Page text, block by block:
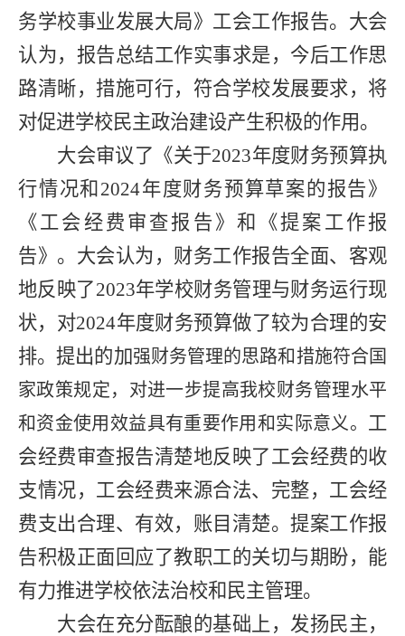
务学校事业发展大局》工会工作报告。大会
认为，报告总结工作实事求是， 今后工作思
路清晰，措施可行，符合学校发展要求，将
对促进学校民主政治建设产生积极的作用。
大会审议了 《关于2023年度财务预算执
行情况和2024年度财务预算草案的报告》
《工会经费审查报告》 和 《提案工作报
告》。大会认为，财务工作报告全面、客观
地反映了2023年学校财务管理与财务运行现
状，对2024年度财务预算做了较为合理的安
排。提出的加强财务管理的思路和措施符合国
家政策规定，对进一步提高我校财务管理水平
和资金使用效益具有重要作用和实际意义。 工
会经费审查报告清楚地反映了工会经费的收
支情况，工会经费来源合法、完整，工会经
费支出合理、有效，账目清楚。提案工作报
告积极正面回应了教职工的关切与期盼， 能
有力推进学校依法治校和民主管理。
大会在充分酝酿的基础上，发扬民主，